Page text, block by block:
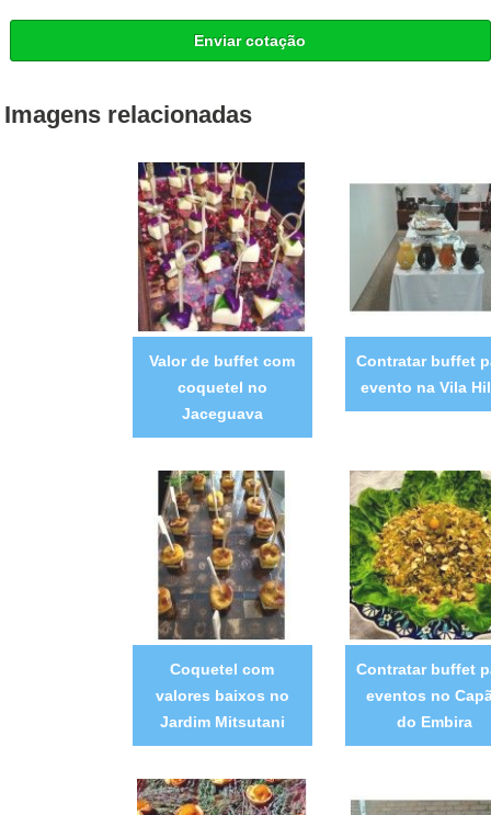
Enviar cotação
Imagens relacionadas
Valor de buffet com
coquetel no
Jaceguava
Contratar buffet
evento na Vila
Coquetel com
valores baixos no
Jardim Mitsutani
Contratar buffet
eventos no
do Embira